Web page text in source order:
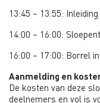
13:45 – 13:55:
14:00 – 16:00:
16:00 – 17:00: Borrel
Aanmelding en
De kosten van deze
deelnemers en vol is